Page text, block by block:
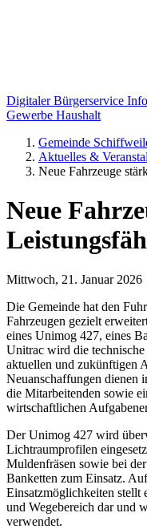
Digitaler Bürgerservice Info
Gewerbe Haushalt
Gemeinde
Aktuelles &
Neue Fahrzeuge
Neue
Mittwoch, 21. Januar 2026
Die Gemeinde hat den
Fahrzeugen gezielt
eines Unimog 427, eines
Unitrac wird die
aktuellen und zukünftigen
Neuanschaffungen dienen
die Mitarbeitenden sowie
wirtschaftlichen
Der Unimog 427 wird
Lichtraumprofilen
Muldenfräsen sowie bei
Banketten zum Einsatz.
Einsatzmöglichkeiten stellt
und Wegebereich dar und
verwendet.